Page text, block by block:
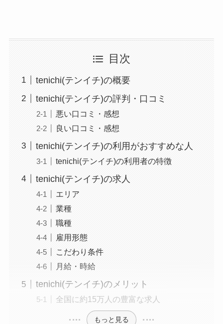
目次
tenichi(テンイチ)の概要
tenichi(テンイチ)の評判・口コミ
悪い口コミ・感想
良い口コミ・感想
tenichi(テンイチ)の利用がおすすめな人
tenichi(テンイチ)の利用者の特徴
tenichi(テンイチ)の求人
エリア
業種
職種
雇用形態
こだわり条件
月給・時給
tenichi(テンイチ)のメリット
全国に約15万人の豊富な求人
もっと見る